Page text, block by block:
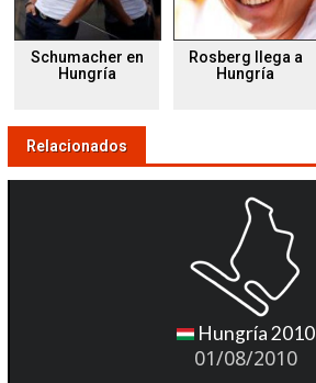
Schumacher en
Hungría
Rosberg llega a
Hungría
Relacionados
Hungría 2010
01/08/2010